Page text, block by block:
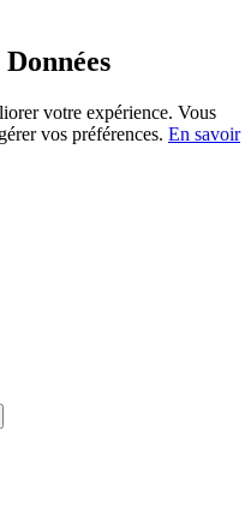
votre expérience. Vous
vos préférences. En savoir